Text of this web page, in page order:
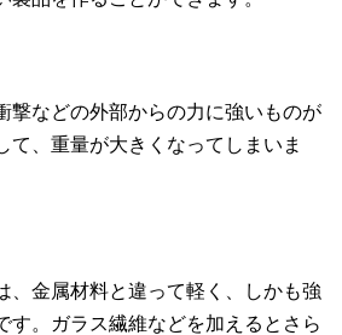
撃などの外部からの力に強いものが
て、重量が大きくなってしまいま
、金属材料と違って軽く、しかも強
す。ガラス繊維などを加えるとさら